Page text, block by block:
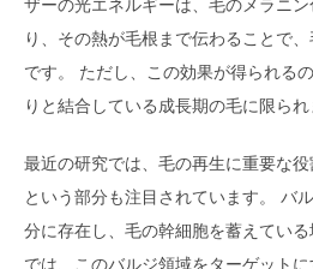
ザーの光エネルギーは、毛のメラニ
り、その熱が毛根まで伝わることで
です。 ただし、この効果が得られる
りと結合している成長期の毛に限られ
最近の研究では、毛の再生に重要な役
という部分も注目されています。 バ
分に存在し、毛の幹細胞を蓄えてい
では、このバルジ領域をターゲット